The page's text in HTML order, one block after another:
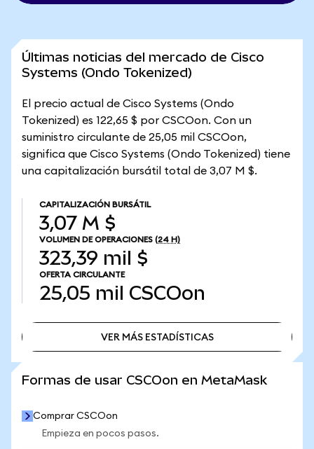
Últimas noticias del mercado de Cisco
Systems (Ondo Tokenized)
El precio actual de Cisco Systems (Ondo
Tokenized) es 122,65 $ por CSCOon. Con un
suministro circulante de 25,05 mil CSCOon,
significa que Cisco Systems (Ondo Tokenized) tiene
una capitalización bursátil total de 3,07 M $.
CAPITALIZACIÓN BURSÁTIL
3,07 M $
VOLUMEN DE OPERACIONES (24 H)
323,39 mil $
OFERTA CIRCULANTE
25,05 mil CSCOon
VER MÁS ESTADÍSTICAS
Formas de usar CSCOon en MetaMask
Comprar CSCOon
Empieza en pocos pasos.